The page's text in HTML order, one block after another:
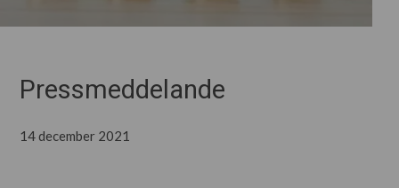
Pressmeddelande
14 december 2021